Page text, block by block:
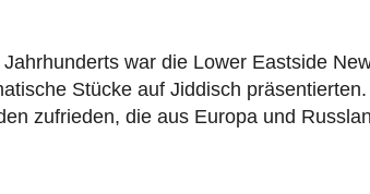
war die Lower Eastside
Stücke auf Jiddisch
zufrieden, die aus Europa und